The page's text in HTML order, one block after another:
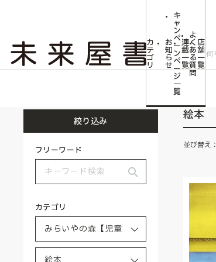
カ
テ
ゴ
リ
お
知
ら
せ
キ
ャ
ン
ペ
ー
ン
ペ
ー
ジ
一
覧
連
載
一
覧
よ
く
あ
る
質
問
店
舗
一
覧
絞り込み
フリーワード
カテゴリ
絵本
並び替え：